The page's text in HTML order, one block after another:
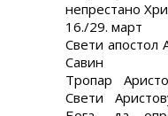
непрестано
16./29. март
Свети апостол
Савин
Тропар
Свети